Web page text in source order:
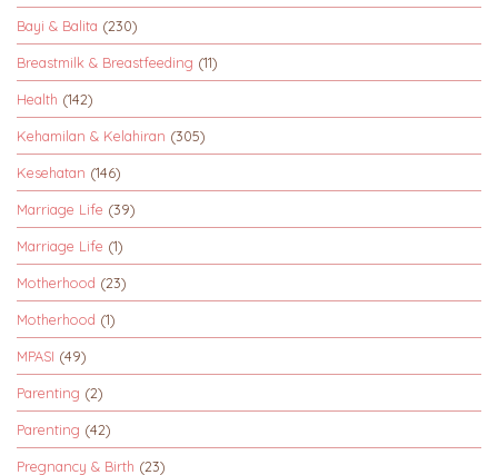
Bayi & Balita (230)
Breastmilk & Breastfeeding (11)
Health (142)
Kehamilan & Kelahiran (305)
Kesehatan (146)
Marriage Life (39)
Marriage Life (1)
Motherhood (23)
Motherhood (1)
MPASI (49)
Parenting (2)
Parenting (42)
Pregnancy & Birth (23)